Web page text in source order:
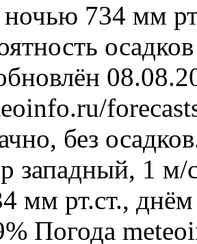
ночью 734 мм
без
западный, 1
мм рт.ст.,
Погода